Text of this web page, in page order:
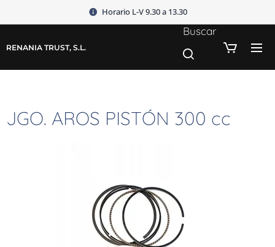
Horario L-V 9.30 a 13.30
RENANIA TRUST, S.L.
Buscar
JGO. AROS PISTÓN 300 cc